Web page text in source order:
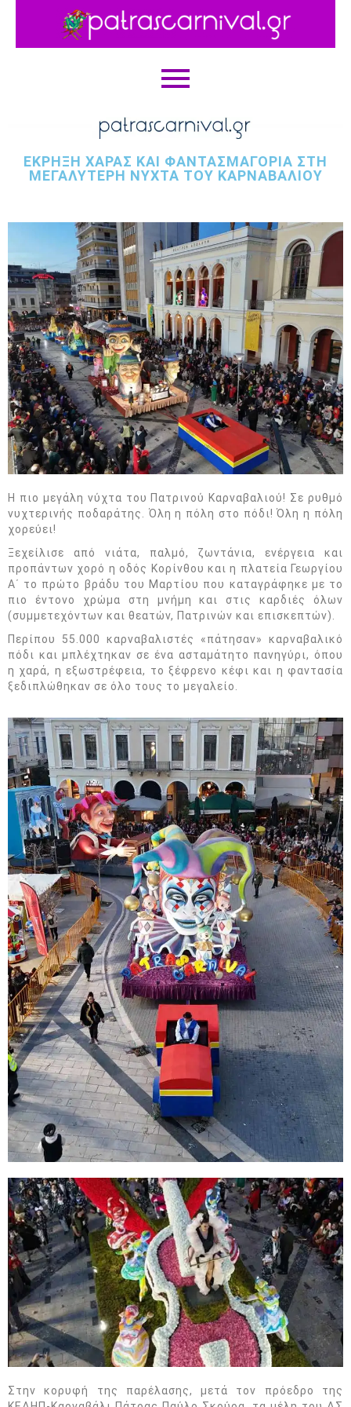
ΈΚΡΗΞΗ ΧΑΡΆΣ ΚΑΙ ΦΑΝΤΑΣΜΑΓΟΡΊΑ ΣΤΗ
ΜΕΓΑΛΎΤΕΡΗ ΝΎΧΤΑ ΤΟΥ ΚΑΡΝΑΒΑΛΙΟΎ
Η πιο μεγάλη νύχτα του Πατρινού Καρναβαλιού! Σε ρυθμό
νυχτερινής ποδαράτης. Όλη η πόλη στο πόδι! Όλη η πόλη
χορεύει!
Ξεχείλισε από νιάτα, παλμό, ζωντάνια, ενέργεια και
προπάντων χορό η οδός Κορίνθου και η πλατεία Γεωργίου
Α΄ το πρώτο βράδυ του Μαρτίου που καταγράφηκε με το
πιο έντονο χρώμα στη μνήμη και στις καρδιές όλων
(συμμετεχόντων και θεατών, Πατρινών και επισκεπτών).
Περίπου 55.000 καρναβαλιστές «πάτησαν» καρναβαλικό
πόδι και μπλέχτηκαν σε ένα ασταμάτητο πανηγύρι, όπου
η χαρά, η εξωστρέφεια, το ξέφρενο κέφι και η φαντασία
ξεδιπλώθηκαν σε όλο τους το μεγαλείο.
Στην κορυφή της παρέλασης, μετά τον πρόεδρο της